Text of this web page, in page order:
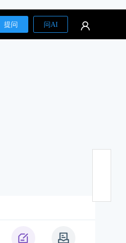
问AI
提问